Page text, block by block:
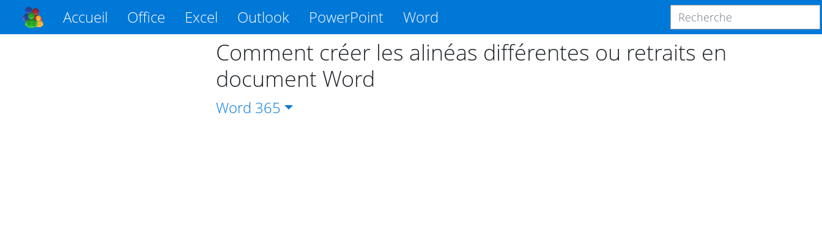
Accueil Office Excel Outlook PowerPoint Word
Comment créer les alinéas différentes ou retraits en
document Word
Word 365